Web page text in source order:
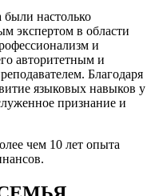
настолько
экспертом в области
и
авторитетным и
Благодаря
языковых навыков у
признание и
чем 10 лет опыта